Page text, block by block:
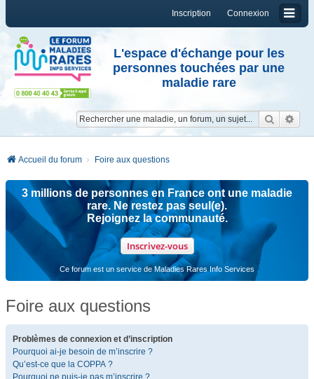
Connexion
Inscription
L'espace d'échange pour les
personnes touchées par une
maladie rare
Accueil du forum Foire aux questions
3 millions de personnes en France ont une maladie
rare. Ne restez pas seul(e).
Rejoignez la communauté.
Inscrivez-vous
Ce forum est un service de Maladies Rares Info Services
Foire aux questions
Problèmes de connexion et d’inscription
Pourquoi ai-je besoin de m’inscrire ?
Qu’est-ce que la COPPA ?
Pourquoi ne puis-je pas m’inscrire ?